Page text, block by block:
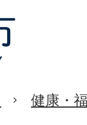
健康・